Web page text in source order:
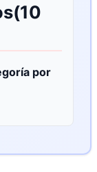
(10
por